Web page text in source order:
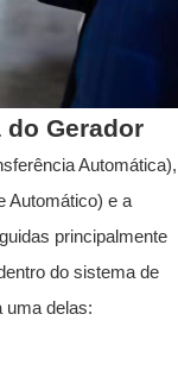
do Gerador
Automática),
Automático) e a
principalmente
do sistema de
uma delas: